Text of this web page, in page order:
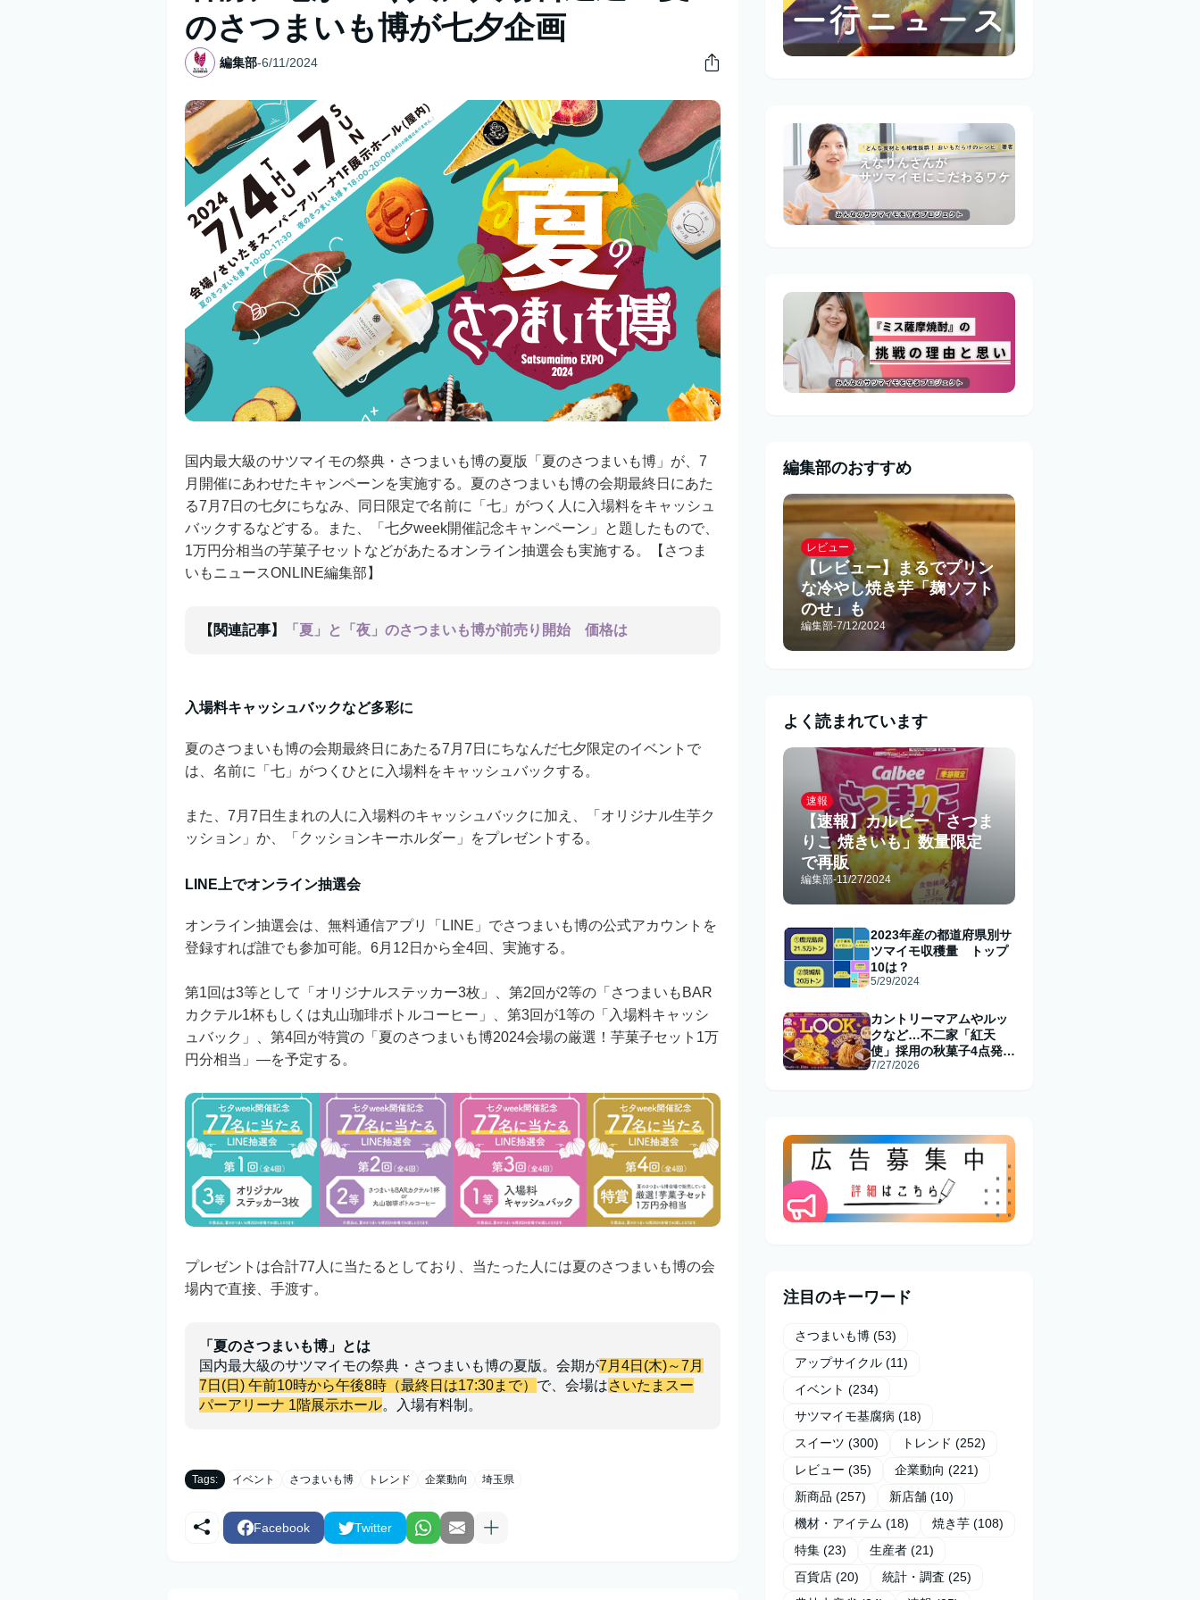
のさつまいも博が七夕企画
編集部-6/11/2024
国内最大級のサツマイモの祭典・さつまいも博の夏版「夏のさつまいも博」が、7
月開催にあわせたキャンペーンを実施する。夏のさつまいも博の会期最終日にあた
る7月7日の七夕にちなみ、同日限定で名前に「七」がつく人に入場料をキャッシュ
バックするなどする。また、「七夕week開催記念キャンペーン」と題したもので、
1万円分相当の芋菓子セットなどがあたるオンライン抽選会も実施する。
【さつま
いもニュースONLINE編集部】
【関連記事】 「夏」と「夜」のさつまいも博が前売り開始 価格は
入場料キャッシュバックなど多彩に
夏のさつまいも博の会期最終日にあたる7月7日にちなんだ七夕限定のイベントで
は、名前に「七」がつくひとに入場料をキャッシュバックする。
また、7月7日生まれの人に入場料のキャッシュバックに加え、「オリジナル生芋ク
ッション」か、「クッションキーホルダー」をプレゼントする。
LINE上でオンライン抽選会
オンライン抽選会は、無料通信アプリ「LINE」でさつまいも博の公式アカウントを
登録すれば誰でも参加可能。6月12日から全4回、実施する。
第1回は3等として「オリジナルステッカー3枚」、第2回が2等の「さつまいもBAR
カクテル1杯もしくは丸山珈琲ボトルコーヒー」、第3回が1等の「入場料キャッシ
ュバック」、第4回が特賞の「夏のさつまいも博2024会場の厳選！芋菓子セット1万
円分相当」―を予定する。
プレゼントは合計77人に当たるとしており、当たった人には夏のさつまいも博の会
場内で直接、手渡す。
「夏のさつまいも博」とは
国内最大級のサツマイモの祭典・さつまいも博の夏版。会期が7月4日(木)～7月
7日(日) 午前10時から午後8時（最終日は17:30まで） で、会場はさいたまスー
パーアリーナ 1階展示ホール。入場有料制。
Tags: イベント さつまいも博 トレンド 企業動向 埼玉県
Facebook Twitter
編集部のおすすめ
レビュー
【レビュー】まるでプリン
な冷やし焼き芋「麹ソフト
のせ」も
編集部-7/12/2024
よく読まれています
速報
【速報】カルビー「さつま
りこ 焼きいも」数量限定
で再販
編集部-11/27/2024
2023年産の都道府県別サ
ツマイモ収穫量 トップ
10は？
5/29/2024
カントリーマアムやルッ
クなど…不二家「紅天
使」採用の秋菓子4点発売
へ
7/27/2026
注目のキーワード
さつまいも博 (53)
アップサイクル (11)
イベント (234)
サツマイモ基腐病 (18)
スイーツ (300) トレンド (252)
レビュー (35) 企業動向 (221)
新商品 (257) 新店舗 (10)
機材・アイテム (18) 焼き芋 (108)
特集 (23) 生産者 (21)
百貨店 (20) 統計・調査 (25)